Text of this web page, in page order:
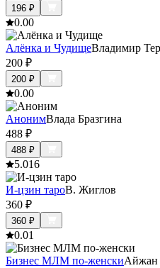
196 ₽
0.00
Алёнка и ЧудищеВладимир
200 ₽
200 ₽
0.00
АнонимВлада Бразгина
488 ₽
488 ₽
5.016
И-цзин тароВ. Жиглов
360 ₽
360 ₽
0.01
Бизнес МЛМ по-женскиАйжан